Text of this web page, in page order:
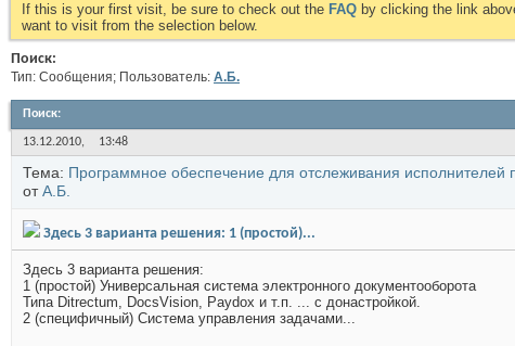
If this is your first visit, be sure to check out the FAQ by clicking the link
want to visit from the selection below.
Поиск:
Тип: Сообщения; Пользователь: А.Б.
Поиск:
13.12.2010, 13:48
Тема: Программное обеспечение для отслеживания исполнителей
отА.Б.
Здесь 3 варианта решения: 1 (простой)...
Здесь 3 варианта решения:
1 (простой) Универсальная система электронного документооборота
Типа Ditrectum, DocsVision, Paydox и т.п. ... с донастройкой.
2 (специфичный) Система управления задачами...